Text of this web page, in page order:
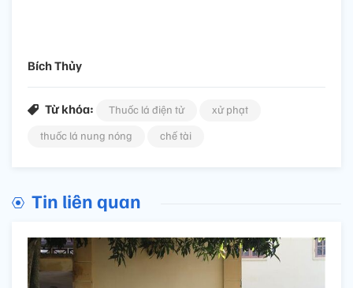
Bích Thủy
Từ khóa: Thuốc lá điện tử
xử phạt
thuốc lá nung nóng
chế tài
Tin liên quan